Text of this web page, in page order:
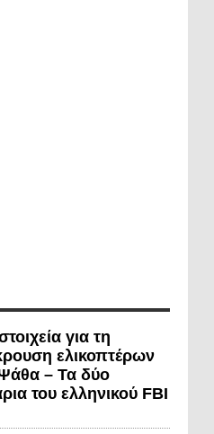
για τη
ελικοπτέρων
– Τα δύο
του ελληνικού FBI